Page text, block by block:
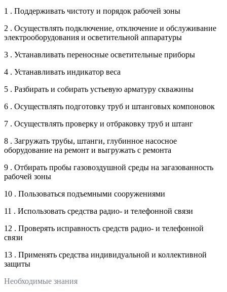
1 . Поддерживать чистоту и порядок рабочей зоны
2 . Осуществлять подключение, отключение и обслуживание
электрооборудования и осветительной аппаратуры
3 . Устанавливать переносные осветительные приборы
4 . Устанавливать индикатор веса
5 . Разбирать и собирать устьевую арматуру скважины
6 . Осуществлять подготовку труб и штанговых компоновок
7 . Осуществлять проверку и отбраковку труб и штанг
8 . Загружать трубы, штанги, глубинное насосное
оборудование на ремонт и выгружать с ремонта
9 . Отбирать пробы газовоздушной среды на загазованность
рабочей зоны
10 . Пользоваться подъемными сооружениями
11 . Использовать средства радио- и телефонной связи
12 . Проверять исправность средств радио- и телефонной
связи
13 . Применять средства индивидуальной и коллективной
защиты
Необходимые знания